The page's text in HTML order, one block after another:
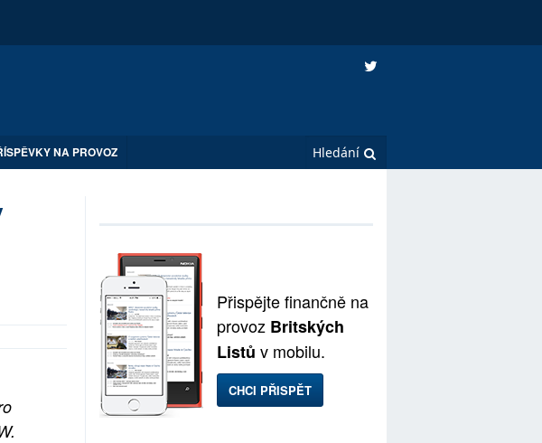
NA PROVOZ
Přispějte finančně na
provoz Britských
Listů v mobilu.
CHCI PŘISPĚT